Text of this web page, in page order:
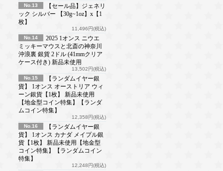
No.13
【セール品】ジェネリ
ック シルバー 【30g~1oz】x【1
枚】
11,496円(税込)
No.14
2025 1オンス ニウエ
ミッキーマウスと北斎の神奈川
沖浪裏 銀貨 2ドル (41mmクリア
ケース付き) 新品未使用
13,502円(税込)
No.15
【ランダムイヤー銀
貨】 1オンス オーストリア ウィ
ーン銀貨【1枚】 新品未使用
【地金型コイン特集】【ランダ
ムコイン特集】
12,358円(税込)
No.16
【ランダムイヤー銀
貨】 1オンス カナダ メイプル銀
貨【1枚】 新品未使用【地金型
コイン特集】【ランダムコイン
特集】
12,248円(税込)